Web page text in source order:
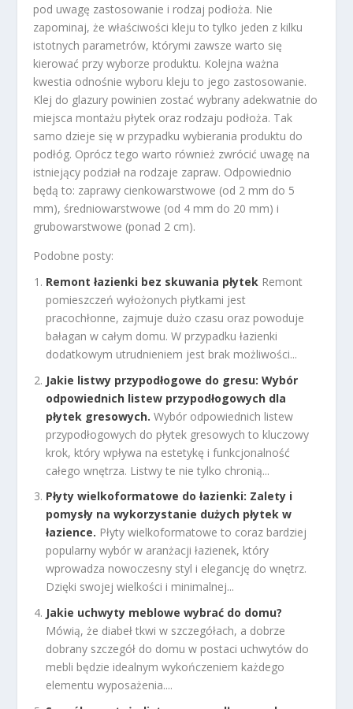
pod uwagę zastosowanie i rodzaj podłoża. Nie
zapominaj, że właściwości kleju to tylko jeden z kilku
istotnych parametrów, którymi zawsze warto się
kierować przy wyborze produktu. Kolejna ważna
kwestia odnośnie wyboru kleju to jego zastosowanie.
Klej do glazury powinien zostać wybrany adekwatnie do
miejsca montażu płytek oraz rodzaju podłoża. Tak
samo dzieje się w przypadku wybierania produktu do
podłóg. Oprócz tego warto również zwrócić uwagę na
istniejący podział na rodzaje zapraw. Odpowiednio
będą to: zaprawy cienkowarstwowe (od 2 mm do 5
mm), średniowarstwowe (od 4 mm do 20 mm) i
grubowarstwowe (ponad 2 cm).
Podobne posty:
Remont łazienki bez skuwania płytek Remont
pomieszczeń wyłożonych płytkami jest
pracochłonne, zajmuje dużo czasu oraz powoduje
bałagan w całym domu. W przypadku łazienki
dodatkowym utrudnieniem jest brak możliwości...
Jakie listwy przypodłogowe do gresu: Wybór
odpowiednich listew przypodłogowych dla
płytek gresowych. Wybór odpowiednich listew
przypodłogowych do płytek gresowych to kluczowy
krok, który wpływa na estetykę i funkcjonalność
całego wnętrza. Listwy te nie tylko chronią...
Płyty wielkoformatowe do łazienki: Zalety i
pomysły na wykorzystanie dużych płytek w
łazience. Płyty wielkoformatowe to coraz bardziej
popularny wybór w aranżacji łazienek, który
wprowadza nowoczesny styl i elegancję do wnętrz.
Dzięki swojej wielkości i minimalnej...
Jakie uchwyty meblowe wybrać do domu?
Mówią, że diabeł tkwi w szczegółach, a dobrze
dobrany szczegół do domu w postaci uchwytów do
mebli będzie idealnym wykończeniem każdego
elementu wyposażenia....